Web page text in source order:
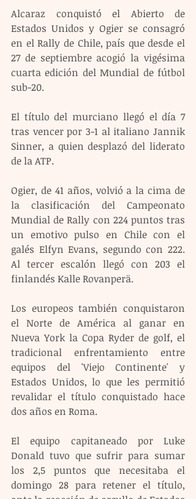
Alcaraz conquistó el Abierto de
Estados Unidos y Ogier se consagró
en el Rally de Chile, país que desde el
27 de septiembre acogió la vigésima
cuarta edición del Mundial de fútbol
sub-20.
El título del murciano llegó el día 7
tras vencer por 3-1 al italiano Jannik
Sinner, a quien desplazó del liderato
de la ATP.
Ogier, de 41 años, volvió a la cima de
la clasificación del Campeonato
Mundial de Rally con 224 puntos tras
un emotivo pulso en Chile con el
galés Elfyn Evans, segundo con 222.
Al tercer escalón llegó con 203 el
finlandés Kalle Rovanperä.
Los europeos también conquistaron
el Norte de América al ganar en
Nueva York la Copa Ryder de golf, el
tradicional enfrentamiento entre
equipos del 'Viejo Continente' y
Estados Unidos, lo que les permitió
revalidar el título conquistado hace
dos años en Roma.
El equipo capitaneado por Luke
Donald tuvo que sufrir para sumar
los 2,5 puntos que necesitaba el
domingo 28 para retener el título,